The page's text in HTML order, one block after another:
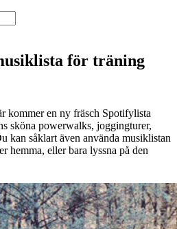
för träning
kommer en ny fräsch Spotifylista
sköna powerwalks, joggingturer,
kan såklart även använda musiklistan
hemma, eller bara lyssna på den